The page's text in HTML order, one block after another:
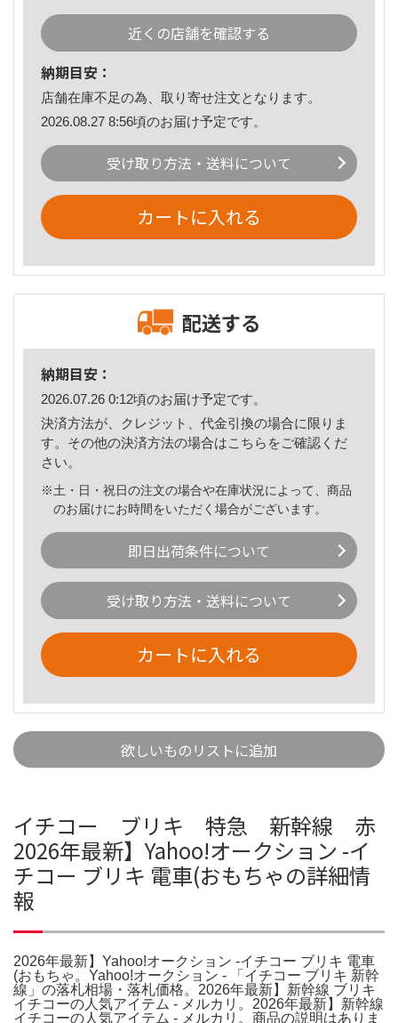
近くの店舗を確認する
納期目安：
店舗在庫不足の為、取り寄せ注文となります。
2026.08.27 8:56頃のお届け予定です。
受け取り方法・送料について
カートに入れる
配送する
納期目安：
2026.07.26 0:12頃のお届け予定です。
決済方法が、クレジット、代金引換の場合に限りま
す。その他の決済方法の場合はこちら をご確認くだ
さい。
※土・日・祝日の注文の場合や在庫状況によって、商品
のお届けにお時間をいただく場合がございます。
即日出荷条件について
受け取り方法・送料について
カートに入れる
欲しいものリストに追加
イチコー ブリキ 特急 新幹線 赤
2026年最新】Yahoo!オークション -イ
チコー ブリキ 電車(おもちゃの詳細情
報
2026年最新】Yahoo!オークション -イチコー ブリキ 電車
(おもちゃ。Yahoo!オークション - 「イチコー ブリキ 新幹
線」の落札相場・落札価格。2026年最新】新幹線 ブリキ
イチコーの人気アイテム - メルカリ。2026年最新】新幹線
イチコーの人気アイテム - メルカリ。商品の説明はありま